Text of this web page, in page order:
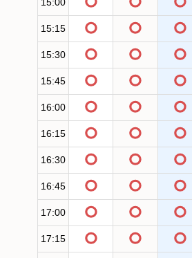
15:15
15:30
15:45
16:00
16:15
16:30
16:45
17:00
17:15